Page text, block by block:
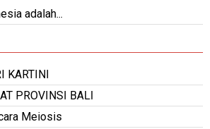
adalah...
KARTINI
PROVINSI BALI
Meiosis